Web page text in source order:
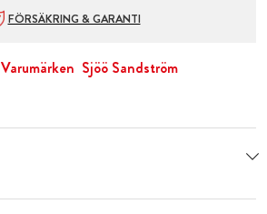
FÖRSÄKRING & GARANTI
Varumärken Sjöö Sandström